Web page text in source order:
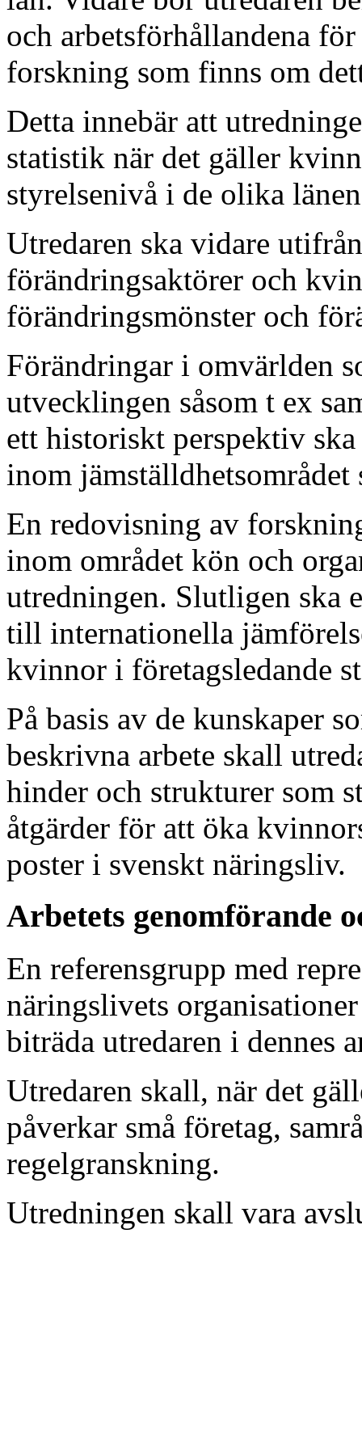
och arbetsförhållandena
forskning som finns om
Detta innebär att
statistik när det gäller
styrelsenivå i de olika
Utredaren ska vidare
förändringsaktörer och
förändringsmönster och
Förändringar i omvärlden
utvecklingen såsom t ex
ett historiskt perspektiv
inom jämställdhetsområdet
En redovisning av
inom området kön och
utredningen. Slutligen ska
till internationella
kvinnor i företagsledande
På basis av de kunskaper
beskrivna arbete skall
hinder och strukturer som
åtgärder för att öka
poster i svenskt näringsliv.
Arbetets genomförande
En referensgrupp med
näringslivets
biträda utredaren i dennes
Utredaren skall, när det
påverkar små företag,
regelgranskning.
Utredningen skall vara